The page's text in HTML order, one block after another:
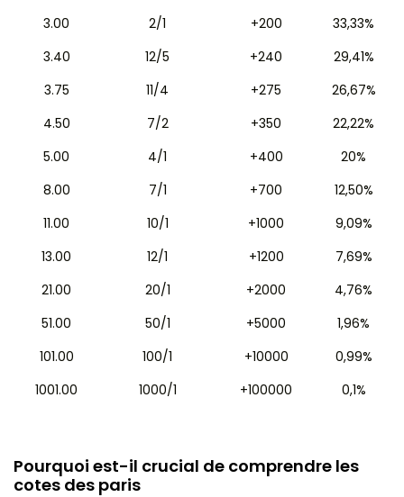
3.00
2/1 +200
33,33%
3.40
12/5 +240
29,41%
3.75
11/4 +275
26,67%
4.50
7/2 +350
22,22%
5.00
4/1 +400
20%
8.00
7/1 +700
12,50%
11.00
10/1 +1000
9,09%
13.00
12/1 +1200
7,69%
21.00
20/1 +2000
4,76%
51.00
50/1 +5000
1,96%
101.00
100/1 +10000
0,99%
1001.00
1000/1 +100000 0,1%
Pourquoi est-il crucial de comprendre les
cotes des paris